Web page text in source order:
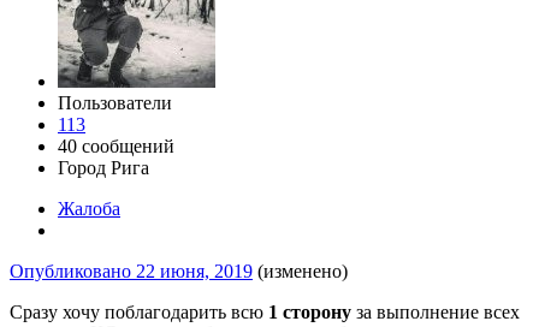
Пользователи
113
40 сообщений
Город Рига
Жалоба
Опубликовано 22 июня, 2019 (изменено)
Сразу хочу поблагодарить всю 1 сторону за выполнение всех